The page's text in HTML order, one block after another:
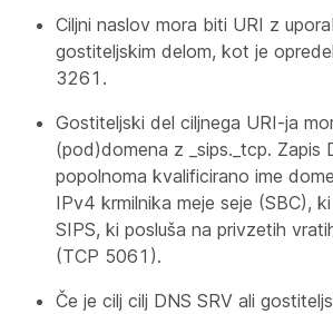
Ciljni naslov mora biti URI z
gostiteljskim delom, kot je
3261.
Gostiteljski del ciljnega URI-ja
(pod)domena z _sips._tcp. Zapis
popolnoma kvalificirano ime
IPv4 krmilnika meje seje (SBC),
SIPS, ki posluša na privzetih
(TCP 5061).
Če je cilj cilj DNS SRV ali